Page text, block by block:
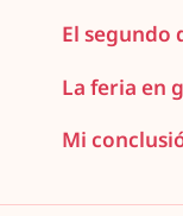
El segundo
La feria en
Mi